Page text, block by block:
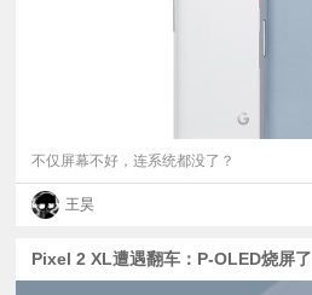
不仅屏幕不好，连系统都没了？
王昊
Pixel 2 XL遭遇翻车：P-OLED烧屏了